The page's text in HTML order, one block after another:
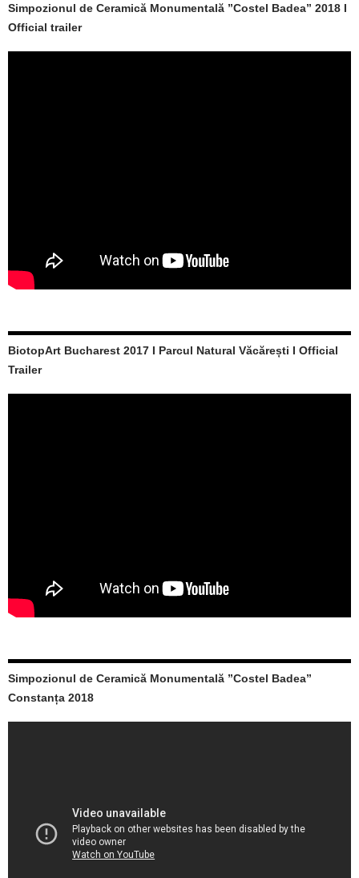
Simpozionul de Ceramică Monumentală ”Costel Badea” 2018 I
Official trailer
BiotopArt Bucharest 2017 I Parcul Natural Văcărești I Official
Trailer
Simpozionul de Ceramică Monumentală ”Costel Badea”
Constanța 2018